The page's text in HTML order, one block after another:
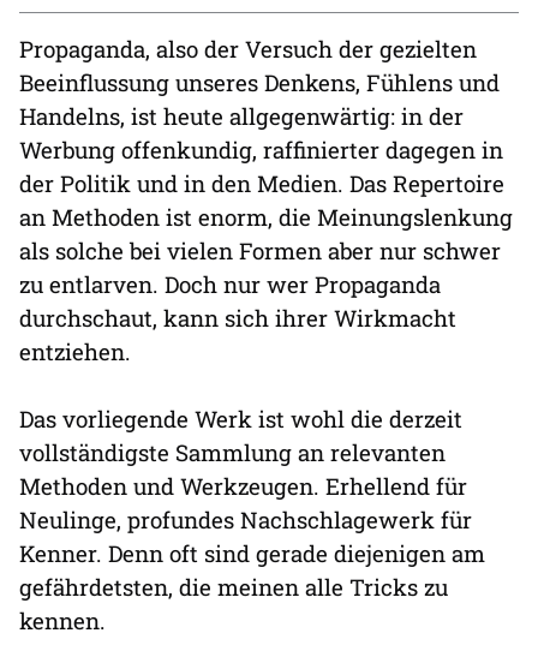
Propaganda, also der Versuch der gezielten
Beeinflussung unseres Denkens, Fühlens und
Handelns, ist heute allgegenwärtig: in der
Werbung offenkundig, raffinierter dagegen in
der Politik und in den Medien. Das Repertoire
an Methoden ist enorm, die Meinungslenkung
als solche bei vielen Formen aber nur schwer
zu entlarven. Doch nur wer Propaganda
durchschaut, kann sich ihrer Wirkmacht
entziehen.
Das vorliegende Werk ist wohl die derzeit
vollständigste Sammlung an relevanten
Methoden und Werkzeugen. Erhellend für
Neulinge, profundes Nachschlagewerk für
Kenner. Denn oft sind gerade diejenigen am
gefährdetsten, die meinen alle Tricks zu
kennen.